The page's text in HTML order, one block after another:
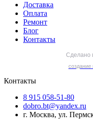
Доставка
Оплата
Ремонт
Блог
Контакты
Сделано
cоздание
Контакты
8 915 058-51-80
dobro.bt@yandex.ru
г. Москва, ул.